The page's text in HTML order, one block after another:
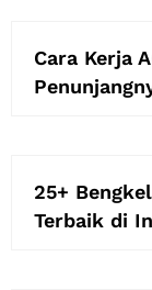
Cara Kerja
25+
Terbaik di